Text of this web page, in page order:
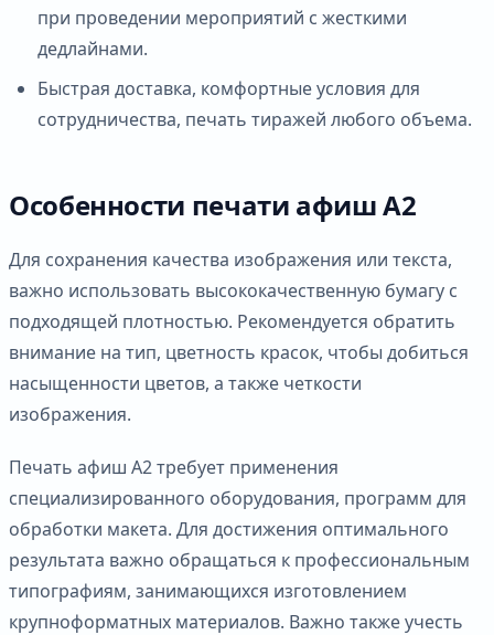
при проведении мероприятий с жесткими
дедлайнами.
Быстрая доставка, комфортные условия для
сотрудничества, печать тиражей любого объема.
Особенности печати афиш А2
Для сохранения качества изображения или текста,
важно использовать высококачественную бумагу с
подходящей плотностью. Рекомендуется обратить
внимание на тип, цветность красок, чтобы добиться
насыщенности цветов, а также четкости
изображения.
Печать афиш А2 требует применения
специализированного оборудования, программ для
обработки макета. Для достижения оптимального
результата важно обращаться к профессиональным
типографиям, занимающихся изготовлением
крупноформатных материалов. Важно также учесть